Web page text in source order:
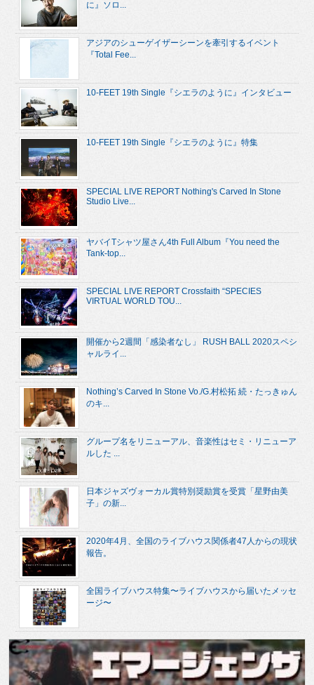
に』ソロ...
アジアのシューゲイザーシーンを牽引するイベント
『Total Fee...
10-FEET 19th Single『シエラのように』インタビュー
10-FEET 19th Single『シエラのように』特集
SPECIAL LIVE REPORT Nothing's Carved In Stone
Studio Live...
ヤバイTシャツ屋さん4th Full Album『You need the
Tank-top...
SPECIAL LIVE REPORT Crossfaith “SPECIES
VIRTUAL WORLD TOU...
開催から2週間「感染者なし」 RUSH BALL 2020スペシ
ャルライ...
Nothing’s Carved In Stone Vo./G.村松拓 続・たっきゅん
のキ...
グループ名をリニューアル、音楽性はセミ・リニューア
ルした ...
日本ジャズヴォーカル賞特別奨励賞を受賞「星野由美
子」の新...
2020年4月、全国のライブハウス関係者47人からの現状
報告。
全国ライブハウス特集〜ライブハウスから届いたメッセ
ージ〜